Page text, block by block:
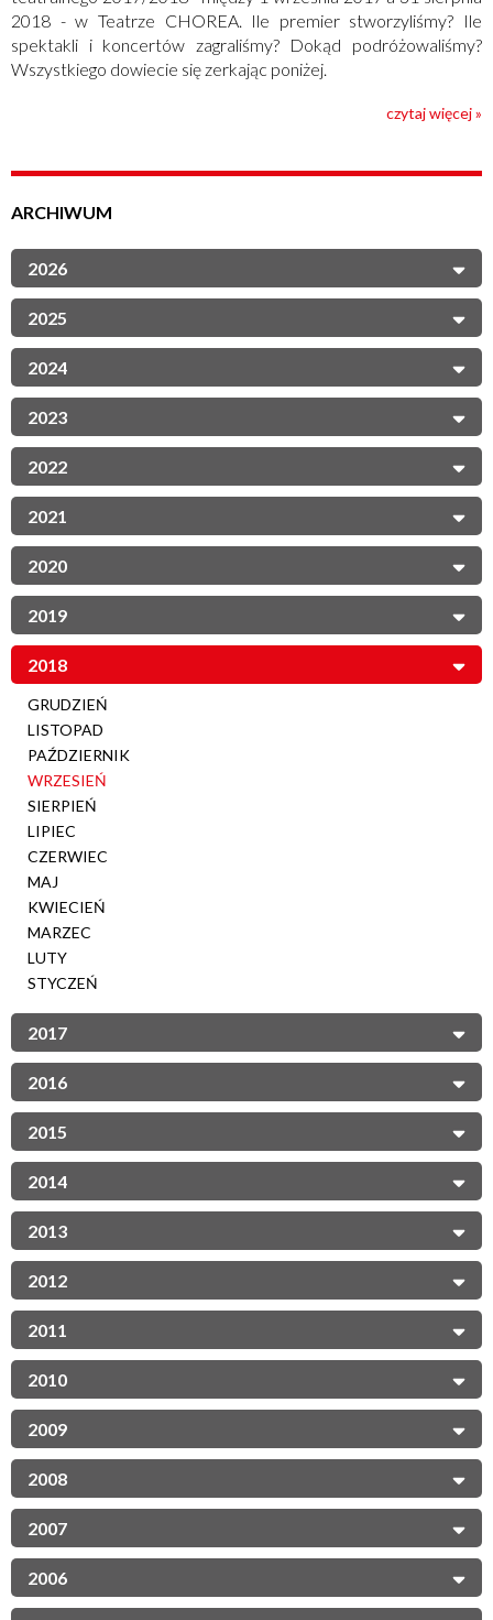
2018 - w Teatrze CHOREA. Ile premier stworzyliśmy? Ile
spektakli i koncertów zagraliśmy? Dokąd podróżowaliśmy?
Wszystkiego dowiecie się zerkając poniżej.
czytaj więcej »
ARCHIWUM
2026
2025
2024
2023
2022
2021
2020
2019
2018
GRUDZIEŃ
LISTOPAD
PAŹDZIERNIK
WRZESIEŃ
SIERPIEŃ
LIPIEC
CZERWIEC
MAJ
KWIECIEŃ
MARZEC
LUTY
STYCZEŃ
2017
2016
2015
2014
2013
2012
2011
2010
2009
2008
2007
2006